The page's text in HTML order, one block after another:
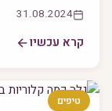
31.08.2024
קרא עכשיו
טיפים